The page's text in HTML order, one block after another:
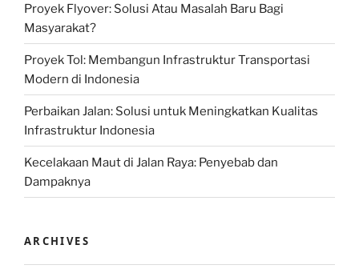
Proyek Flyover: Solusi Atau Masalah Baru Bagi
Masyarakat?
Proyek Tol: Membangun Infrastruktur Transportasi
Modern di Indonesia
Perbaikan Jalan: Solusi untuk Meningkatkan Kualitas
Infrastruktur Indonesia
Kecelakaan Maut di Jalan Raya: Penyebab dan
Dampaknya
ARCHIVES